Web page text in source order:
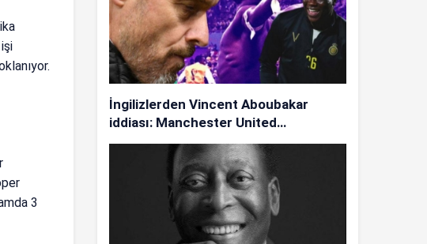
3
İngilizlerden Vincent Aboubakar
iddiası: Manchester United…